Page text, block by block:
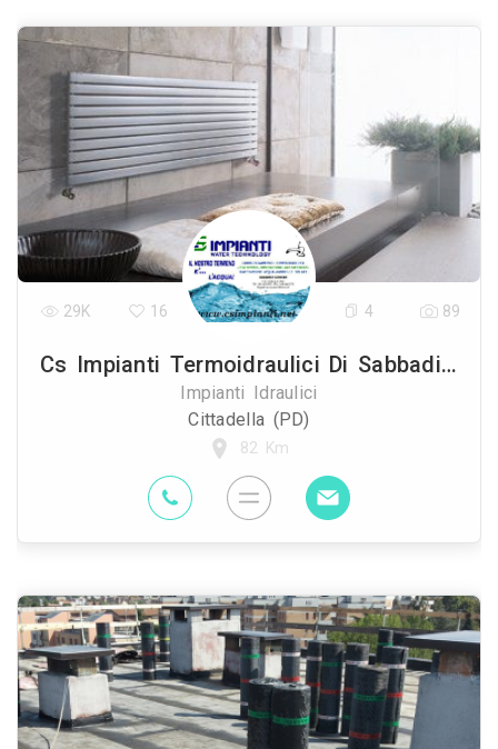
Cs Impianti Termoidraulici Di Sabbadin Cristian
Impianti Idraulici
Cittadella (PD)
82 Km
29K 16 4 89